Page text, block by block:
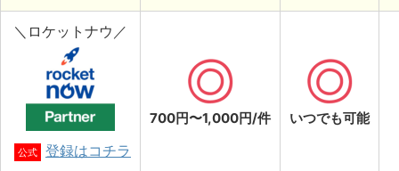
＼ロケットナウ／
公式 登録はコチラ
700円〜1,000円/件 いつでも可能